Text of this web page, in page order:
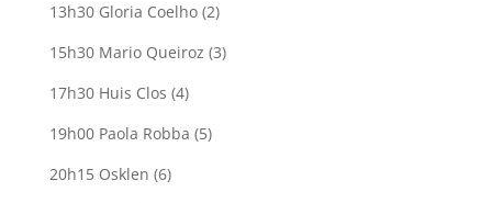
13h30 Gloria Coelho (2)
15h30 Mario Queiroz (3)
17h30 Huis Clos (4)
19h00 Paola Robba (5)
20h15 Osklen (6)